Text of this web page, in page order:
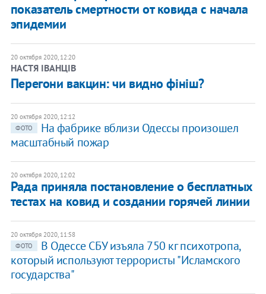
показатель смертности от ковида с начала
эпидемии
20 октября 2020, 12:20
НАСТЯ ІВАНЦІВ
Перегони вакцин: чи видно фініш?
20 октября 2020, 12:12
ФОТО
На фабрике вблизи Одессы произошел
масштабный пожар
20 октября 2020, 12:02
Рада приняла постановление о бесплатных
тестах на ковид и создании горячей линии
20 октября 2020, 11:58
ФОТО
В Одессе СБУ изъяла 750 кг психотропа,
который используют террористы "Исламского
государства"